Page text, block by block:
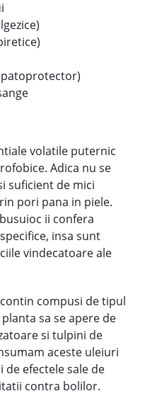
volatile puternic
Adica nu se
suficient de mici
pori pana in piele.
ii confera
insa sunt
vindecatoare ale
compusi de tipul
sa se apere de
si tulpini de
aceste uleiuri
efectele sale de
contra bolilor.